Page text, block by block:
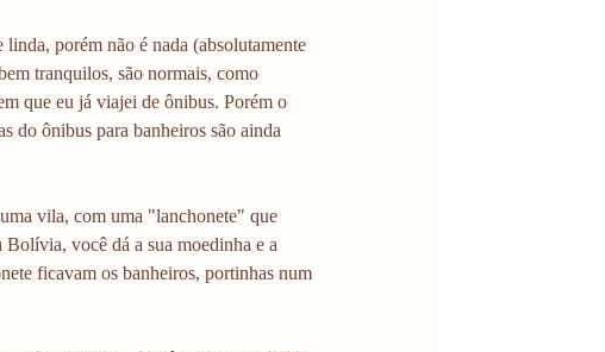
porém não é nada (absolutamente
tranquilos, são normais, como
que eu já viajei de ônibus. Porém o
do ônibus para banheiros são ainda
vila, com uma "lanchonete" que
você dá a sua moedinha e a
ficavam os banheiros, portinhas num